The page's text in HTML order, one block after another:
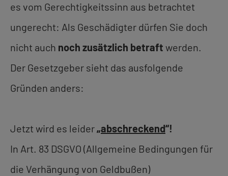
es vom Gerechtigkeitssinn aus betrachtet
ungerecht: Als Geschädigter dürfen Sie doch
nicht auch noch zusätzlich betraft werden.
Der Gesetzgeber sieht das ausfolgende
Gründen anders:
Jetzt wird es leider„abschreckend“!
In Art. 83 DSGVO (Allgemeine Bedingungen für
die Verhängung von Geldbußen)